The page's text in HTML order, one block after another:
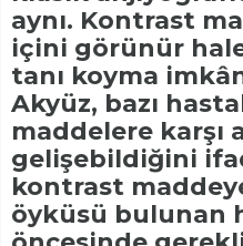
aynı. Kontrast
içini görünür
tanı koyma
Akyüz, bazı
maddelere karşı
gelişebildiğini
kontrast
öyküsü bulunan